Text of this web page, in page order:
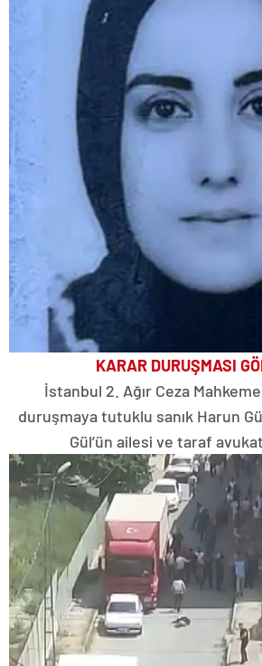
KARAR DURUŞMASI
İstanbul 2. Ağır Ceza
duruşmaya tutuklu sanık Harun
Gül’ün ailesi ve taraf